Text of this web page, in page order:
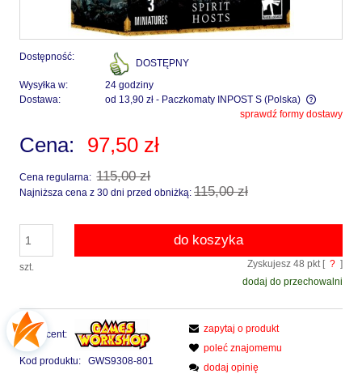
Dostępność:
DOSTĘPNY
Wysyłka w:
24 godziny
Dostawa:
od 13,90 zł - Paczkomaty INPOST S (Polska)
Cena nie zawiera ewentualnych kosztów płatnościsprawdź formy dostawy
Cena: 97,50 zł
Cena regularna: 115,00 zł
Najniższa cena z 30 dni przed obniżką: 115,00 zł
szt.
do koszyka
Zyskujesz 48 pkt [ ? ]
dodaj do przechowalni
Producent:
Kod produktu: GWS9308-801
zapytaj o produkt
poleć znajomemu
dodaj opinię